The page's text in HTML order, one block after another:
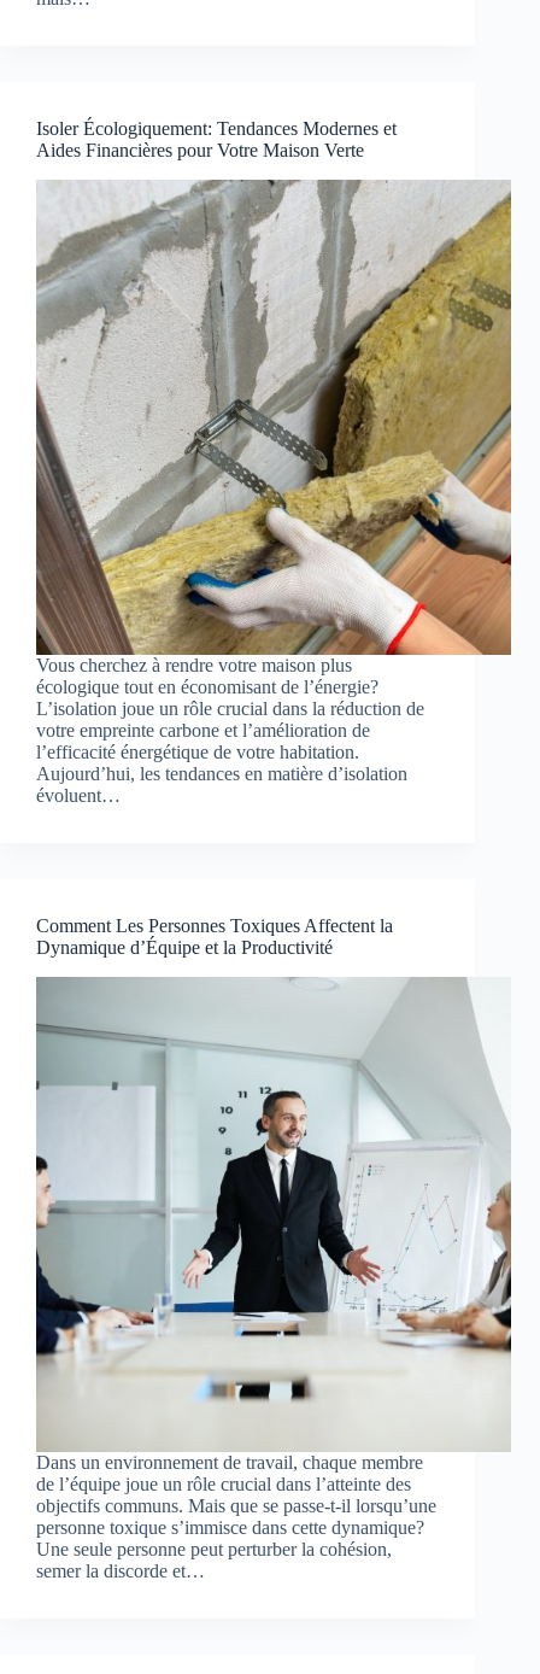
Isoler Écologiquement: Tendances Modernes et
Aides Financières pour Votre Maison Verte
Vous cherchez à rendre votre maison plus
écologique tout en économisant de l’énergie?
L’isolation joue un rôle crucial dans la réduction de
votre empreinte carbone et l’amélioration de
l’efficacité énergétique de votre habitation.
Aujourd’hui, les tendances en matière d’isolation
évoluent…
Comment Les Personnes Toxiques Affectent la
Dynamique d’Équipe et la Productivité
Dans un environnement de travail, chaque membre
de l’équipe joue un rôle crucial dans l’atteinte des
objectifs communs. Mais que se passe-t-il lorsqu’une
personne toxique s’immisce dans cette dynamique?
Une seule personne peut perturber la cohésion,
semer la discorde et…